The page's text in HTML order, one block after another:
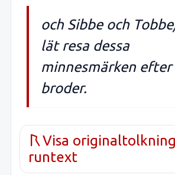
och Sibbe och
lät resa dessa
minnesmärken efter
broder.
Visa
runtext